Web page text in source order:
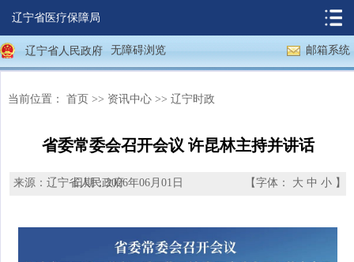
辽宁省人民政府 无障碍浏览 邮箱系统
辽宁省医疗保障局
当前位置： 首页 >> 资讯中心>> 辽宁时政
省委常委会召开会议 许昆林主持并讲话
来源：辽宁省人民政府日期：2026年06月01日 【字体： 大 中 小】